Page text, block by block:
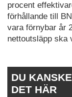
procent
förhållande till
vara förnybar år
nettoutsläpp ska
DU
DET HÄR